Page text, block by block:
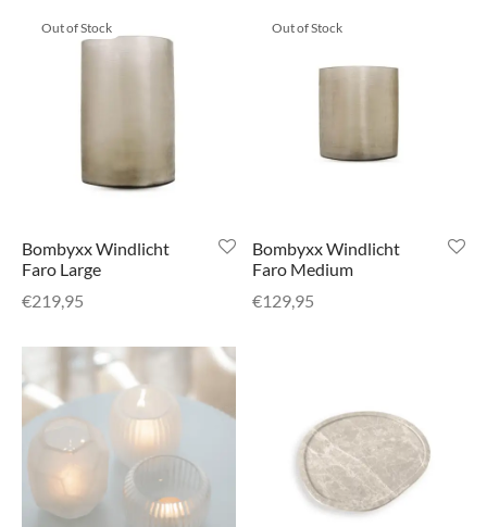
Out of Stock
Bombyxx Windlicht
Faro Large
€219,95
Out of Stock
Bombyxx Windlicht
Faro Medium
€129,95
& Schalen
Rebul
Chique
Collection